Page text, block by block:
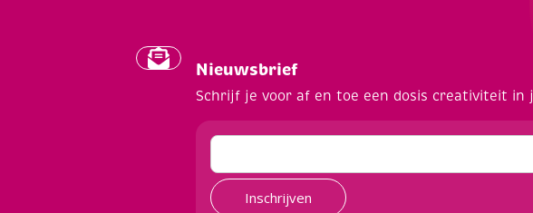
Nieuwsbrief
Schrijf je voor af en toe een dosis creativiteit in
Inschrijven